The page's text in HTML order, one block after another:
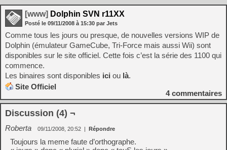
[www] Dolphin SVN r11XX
Posté le 09/11/2008 à 15:30 par Jets
Comme tous les jours ou presque, de nouvelles versions WIP de
Dolphin (émulateur GameCube, Tri-Force mais aussi Wii) sont
disponibles sur le site officiel. Cette fois c’est la série des 1100 qui
commence.
Les binaires sont disponibles ici ou là.
Site Officiel
4commentaires
Discussion (4) ¬
Roberta 09/11/2008, 20:52 | Répondre
Toujours la meme faute d’orthographe.